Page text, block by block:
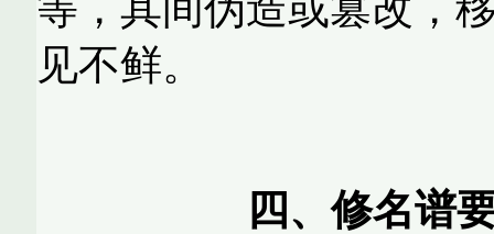
见不鲜。
四、修名谱